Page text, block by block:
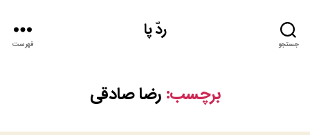
جستجو
ردّ پا
فهرست
برچسب: رضا صادقی